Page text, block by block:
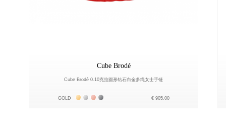
Cube Brodé
Cube Brodé 0.10克拉圆形钻石白金多绳女士手链
GOLD Жёлтое золото 18К
Белое золото 18К
Розовое золото 18К
Чёрное золото 18К € 905.00